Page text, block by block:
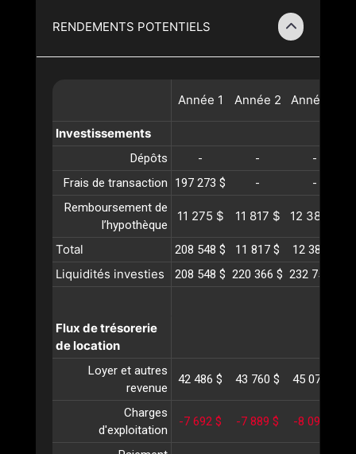
RENDEMENTS POTENTIELS
Année 1 Année 2 Année
Investissements
Dépôts - -
-
Frais de transaction
197 273 $ -
-
Remboursement de
l’hypothèque
11 275 $ 11 817 $ 12 385 $
Total 208 548 $ 11 817 $ 12 385 $
Liquidités investies 208 548 $ 220 366 $ 232 752 $
Flux de trésorerie
de location
Loyer et autres
revenue
42 486 $ 43 760 $ 45 073 $
Charges
d'exploitation
-7 692 $ -7 889 $ -8 092 $